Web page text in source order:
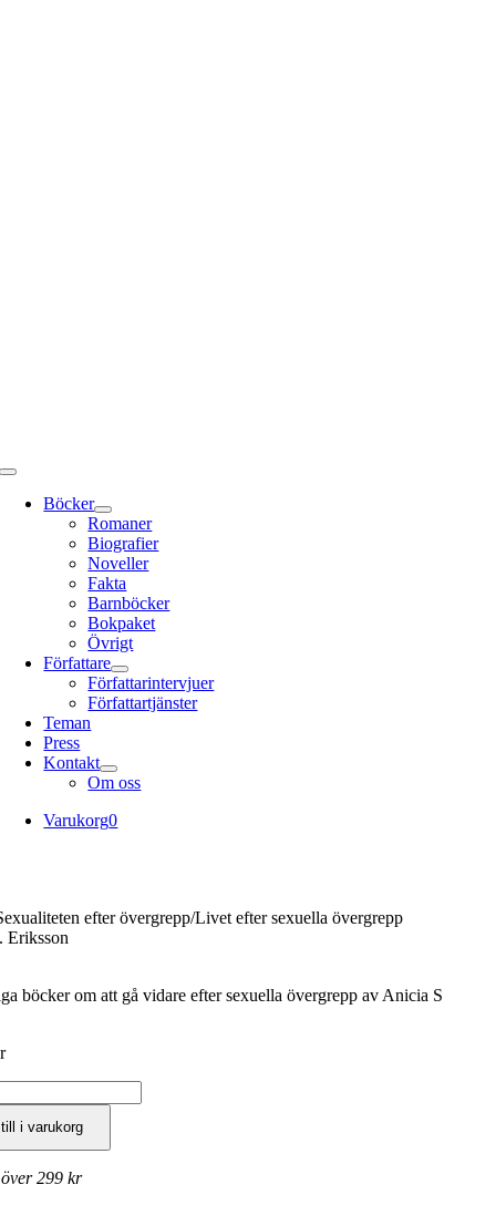
Toggle
Navigation
Böcker
Romaner
Biografier
Noveller
Fakta
Barnböcker
Bokpaket
Övrigt
Författare
Författarintervjuer
Författartjänster
Teman
Press
Kontakt
Om oss
Varukorg0
efter övergrepp/Livet efter sexuella övergrepp
Eriksson
böcker om att gå vidare efter sexuella övergrepp av Anicia S
i varukorg
299 kr